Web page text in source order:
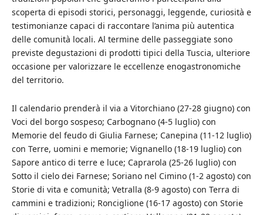
scoperta di episodi storici, personaggi, leggende, curiosità e
testimonianze capaci di raccontare l’anima più autentica
delle comunità locali. Al termine delle passeggiate sono
previste degustazioni di prodotti tipici della Tuscia, ulteriore
occasione per valorizzare le eccellenze enogastronomiche
del territorio.
Il calendario prenderà il via a Vitorchiano (27-28 giugno) con
Voci del borgo sospeso; Carbognano (4-5 luglio) con
Memorie del feudo di Giulia Farnese; Canepina (11-12 luglio)
con Terre, uomini e memorie; Vignanello (18-19 luglio) con
Sapore antico di terre e luce; Caprarola (25-26 luglio) con
Sotto il cielo dei Farnese; Soriano nel Cimino (1-2 agosto) con
Storie di vita e comunità; Vetralla (8-9 agosto) con Terra di
cammini e tradizioni; Ronciglione (16-17 agosto) con Storie